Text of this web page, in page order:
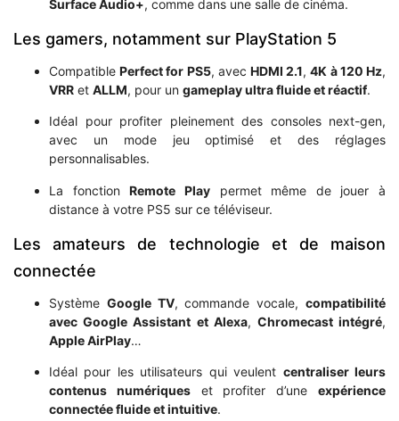
Surface Audio+, comme dans une salle de cinéma.
Les gamers, notamment sur PlayStation 5
CompatiblePerfect for PS5, avecHDMI 2.1,4K à 120 Hz,
VRR et ALLM, pour un gameplay ultra fluide et réactif.
Idéal pour profiter pleinement des consoles next-gen,
avec un mode jeu optimisé et des réglages
personnalisables.
La fonctionRemote Playpermet même de jouer à
distance à votre PS5 sur ce téléviseur.
Les amateurs de technologie et de maison
connectée
Système Google TV, commande vocale,compatibilité
avec Google Assistant et Alexa, Chromecast intégré,
Apple AirPlay…
Idéal pour les utilisateurs qui veulent centraliser leurs
contenus numériqueset profiter d’uneexpérience
connectée fluide et intuitive.